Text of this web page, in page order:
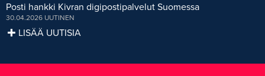
Posti hankki Kivran digipostipalvelut Suomessa
30.04.2026 UUTINEN
LISÄÄ UUTISIA